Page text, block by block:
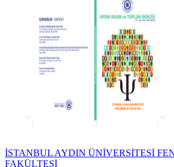
İSTANBUL AYDIN ÜNİVERSİTESİ
FAKÜLTESİ